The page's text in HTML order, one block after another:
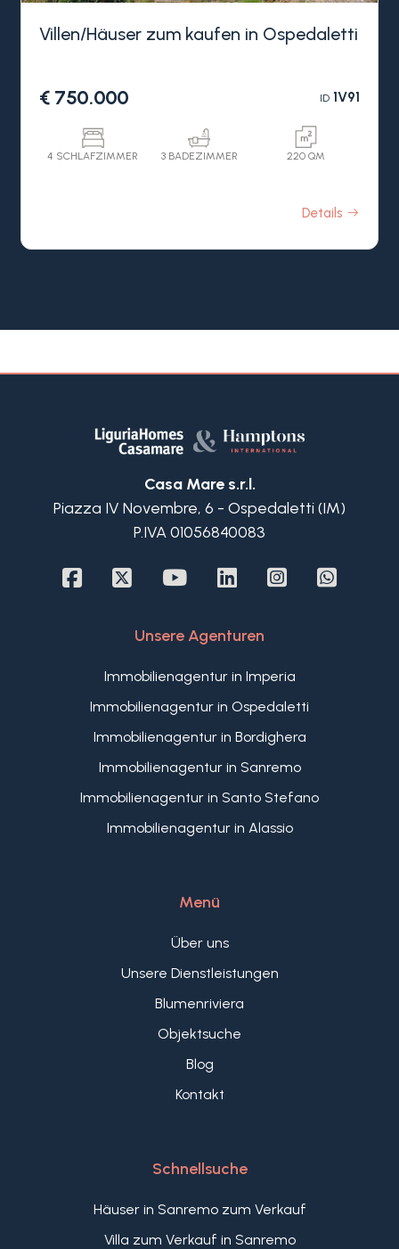
und privater Lage und dennoch nur wenige
Villen/Häuser zum kaufen in Ospedaletti
€ 750.000 ID1V91
4 SCHLAFZIMMER 3 BADEZIMMER 220 QM
Details
Casa Mare s.r.l.
Piazza IV Novembre, 6 - Ospedaletti (IM)
P.IVA 01056840083
Unsere Agenturen
Immobilienagentur in Imperia
Immobilienagentur in Ospedaletti
Immobilienagentur in Bordighera
Immobilienagentur in Sanremo
Immobilienagentur in Santo Stefano
Immobilienagentur in Alassio
Menü
Über uns
Unsere Dienstleistungen
Blumenriviera
Objektsuche
Blog
Kontakt
Schnellsuche
Häuser in Sanremo zum Verkauf
Villa zum Verkauf in Sanremo